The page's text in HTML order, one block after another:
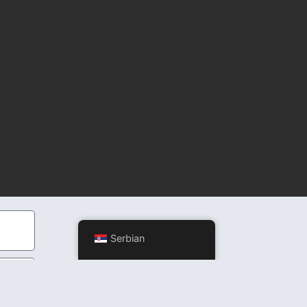
Serbian